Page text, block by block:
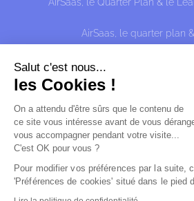
Salut c'est nous...
les Cookies !
On a attendu d'être sûrs que le contenu de
ce site vous intéresse avant de vous
vous accompagner pendant votre visite...
C'est OK pour vous ?
Pour modifier vos préférences par la suite,
'Préférences de cookies' situé dans le pied
AirSaas, le quarter plan
AirSaas, le Quarter Plan et
Alternative à
Sciforma
Planview Portfolio